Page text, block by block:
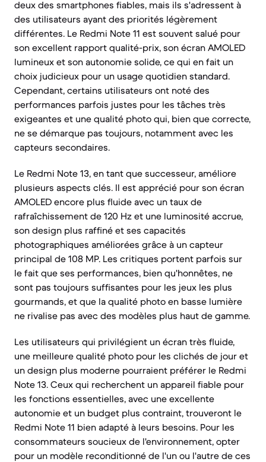
deux des smartphones fiables, mais ils s'adressent à
des utilisateurs ayant des priorités légèrement
différentes. Le Redmi Note 11 est souvent salué pour
son excellent rapport qualité-prix, son écran AMOLED
lumineux et son autonomie solide, ce qui en fait un
choix judicieux pour un usage quotidien standard.
Cependant, certains utilisateurs ont noté des
performances parfois justes pour les tâches très
exigeantes et une qualité photo qui, bien que correcte,
ne se démarque pas toujours, notamment avec les
capteurs secondaires.
Le Redmi Note 13, en tant que successeur, améliore
plusieurs aspects clés. Il est apprécié pour son écran
AMOLED encore plus fluide avec un taux de
rafraîchissement de 120 Hz et une luminosité accrue,
son design plus raffiné et ses capacités
photographiques améliorées grâce à un capteur
principal de 108 MP. Les critiques portent parfois sur
le fait que ses performances, bien qu'honnêtes, ne
sont pas toujours suffisantes pour les jeux les plus
gourmands, et que la qualité photo en basse lumière
ne rivalise pas avec des modèles plus haut de gamme.
Les utilisateurs qui privilégient un écran très fluide,
une meilleure qualité photo pour les clichés de jour et
un design plus moderne pourraient préférer le Redmi
Note 13. Ceux qui recherchent un appareil fiable pour
les fonctions essentielles, avec une excellente
autonomie et un budget plus contraint, trouveront le
Redmi Note 11 bien adapté à leurs besoins. Pour les
consommateurs soucieux de l'environnement, opter
pour un modèle reconditionné de l'un ou l'autre de ces